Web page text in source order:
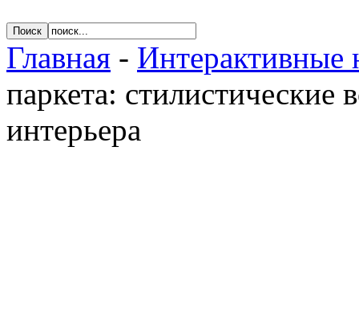
Главная - Интерактивные
паркета: стилистические
интерьера